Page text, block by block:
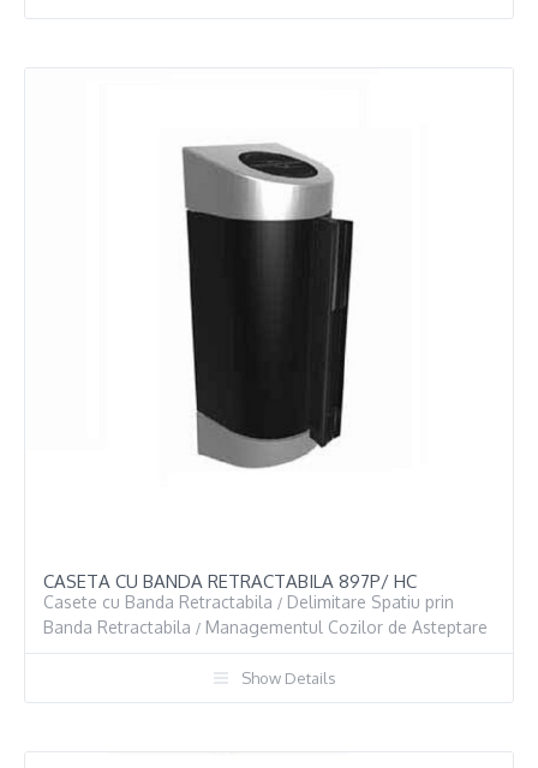
CASETA CU BANDA RETRACTABILA 897P/ HC
Casete cu Banda Retractabila / Delimitare Spatiu prin
Banda Retractabila / Managementul Cozilor de Asteptare
Show Details